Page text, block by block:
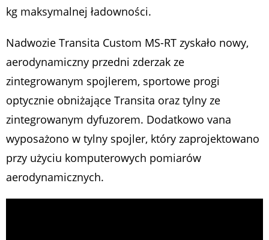
kg maksymalnej ładowności.
Nadwozie Transita Custom MS-RT zyskało nowy,
aerodynamiczny przedni zderzak ze
zintegrowanym spojlerem, sportowe progi
optycznie obniżające Transita oraz tylny ze
zintegrowanym dyfuzorem. Dodatkowo vana
wyposażono w tylny spojler, który zaprojektowano
przy użyciu komputerowych pomiarów
aerodynamicznych.